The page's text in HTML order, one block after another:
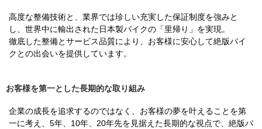
高度な整備技術と、業界では珍しい充実した保証制度を強みと
し、世界中に輸出された日本製バイクの「里帰り」を実現。
徹底した整備とサービス品質により、お客様に安心して絶版バイ
クとの出会いを提供しています。
お客様を第一とした長期的な取り組み
企業の成長を追求するのではなく、お客様の夢を叶えることを第
一に考え、5年、10年、20年先を見据えた長期的な視点で、絶版バ